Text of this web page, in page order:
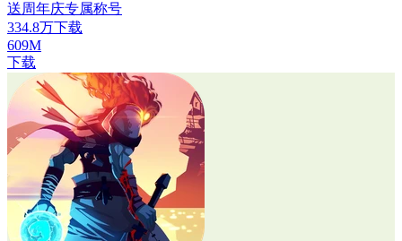
送周年庆专属称号
334.8万下载
609M
下载